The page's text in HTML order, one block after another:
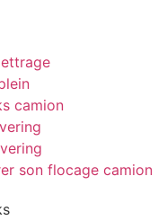
camion
son flocage camion